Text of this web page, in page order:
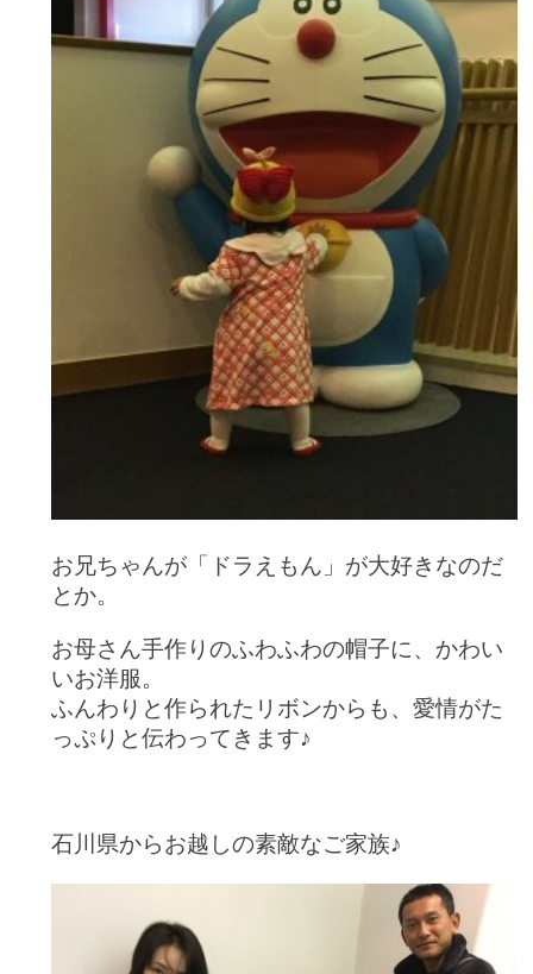
お兄ちゃんが「ドラえもん」が大好きなのだ
とか。
お母さん手作りのふわふわの帽子に、かわい
いお洋服。
ふんわりと作られたリボンからも、愛情がた
っぷりと伝わってきます♪
石川県からお越しの素敵なご家族♪